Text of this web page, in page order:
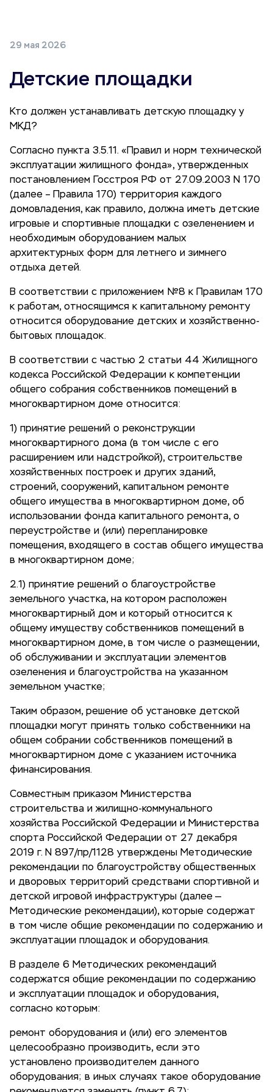
29 мая 2026
Детские площадки
Кто должен устанавливать детскую площадку у
МКД?
Согласно пункта 3.5.11. «Правил и норм технической
эксплуатации жилищного фонда», утвержденных
постановлением Госстроя РФ от 27.09.2003 N 170
(далее – Правила 170) территория каждого
домовладения, как правило, должна иметь детские
игровые и спортивные площадки с озеленением и
необходимым оборудованием малых
архитектурных форм для летнего и зимнего
отдыха детей.
В соответствии с приложением №8 к Правилам 170
к работам, относящимся к капитальному ремонту
относится оборудование детских и хозяйственно-
бытовых площадок.
В соответствии с частью 2 статьи 44 Жилищного
кодекса Российской Федерации к компетенции
общего собрания собственников помещений в
многоквартирном доме относится:
1) принятие решений о реконструкции
многоквартирного дома (в том числе с его
расширением или надстройкой), строительстве
хозяйственных построек и других зданий,
строений, сооружений, капитальном ремонте
общего имущества в многоквартирном доме, об
использовании фонда капитального ремонта, о
переустройстве и (или) перепланировке
помещения, входящего в состав общего имущества
в многоквартирном доме;
2.1) принятие решений о благоустройстве
земельного участка, на котором расположен
многоквартирный дом и который относится к
общему имуществу собственников помещений в
многоквартирном доме, в том числе о размещении,
об обслуживании и эксплуатации элементов
озеленения и благоустройства на указанном
земельном участке;
Таким образом, решение об установке детской
площадки могут принять только собственники на
общем собрании собственников помещений в
многоквартирном доме с указанием источника
финансирования.
Совместным приказом Министерства
строительства и жилищно-коммунального
хозяйства Российской Федерации и Министерства
спорта Российской Федерации от 27 декабря
2019 г. N 897/пр/1128 утверждены Методические
рекомендации по благоустройству общественных
и дворовых территорий средствами спортивной и
детской игровой инфраструктуры (далее —
Методические рекомендации), которые содержат
в том числе общие рекомендации по содержанию и
эксплуатации площадок и оборудования.
В разделе 6 Методических рекомендаций
содержатся общие рекомендации по содержанию
и эксплуатации площадок и оборудования,
согласно которым:
ремонт оборудования и (или) его элементов
целесообразно производить, если это
установлено производителем данного
оборудования; в иных случаях такое оборудование